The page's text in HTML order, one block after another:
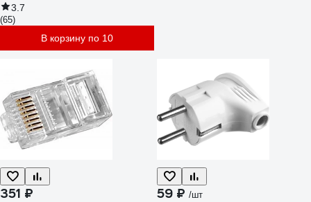
3.7
(65)
В корзину по 10
351 ₽ 59 ₽ /шт